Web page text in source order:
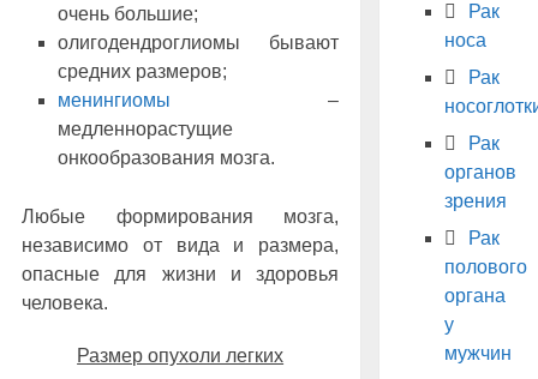
очень большие;
олигодендроглиомы бывают
средних размеров;
менингиомы ‒
медленнорастущие
онкообразования мозга.
Любые формирования мозга,
независимо от вида и размера,
опасные для жизни и здоровья
человека.
Размер опухоли легких
Рак
носа
Рак
Рак
органов
зрения
Рак
полового
органа
у
мужчин